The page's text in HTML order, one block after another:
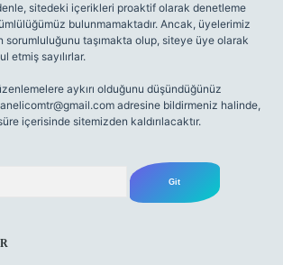
sitedeki içerikleri proaktif olarak denetleme
bulunmamaktadır. Ancak, üyelerimiz
sorumluluğunu taşımakta olup, siteye üye olarak
etmiş sayılırlar.
aykırı olduğunu düşündüğünüz
adresine bildirmeniz halinde,
içerisinde sitemizden kaldırılacaktır.